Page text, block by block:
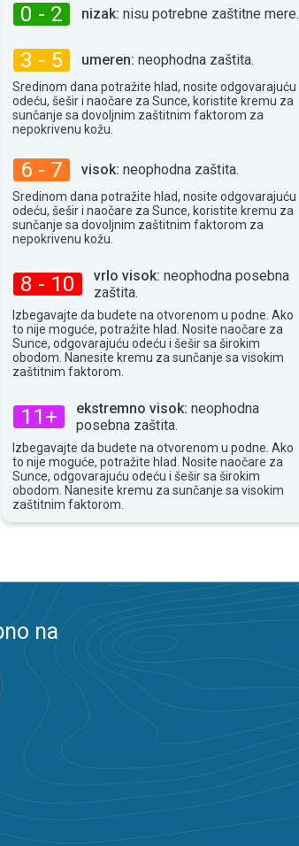
0 - 2 nizak: nisu potrebne zaštitne mere.
3 - 5 umeren: neophodna zaštita.
Sredinom dana potražite hlad, nosite odgovarajuću
odeću, šešir i naočare za Sunce, koristite kremu za
sunčanje sa dovoljnim zaštitnim faktorom za
nepokrivenu kožu.
6 - 7 visok: neophodna zaštita.
Sredinom dana potražite hlad, nosite odgovarajuću
odeću, šešir i naočare za Sunce, koristite kremu za
sunčanje sa dovoljnim zaštitnim faktorom za
nepokrivenu kožu.
8 - 10 vrlo visok: neophodna posebna
zaštita.
Izbegavajte da budete na otvorenom u podne. Ako
to nije moguće, potražite hlad. Nosite naočare za
Sunce, odgovarajuću odeću i šešir sa širokim
obodom. Nanesite kremu za sunčanje sa visokim
zaštitnim faktorom.
11+ ekstremno visok: neophodna
posebna zaštita.
Izbegavajte da budete na otvorenom u podne. Ako
to nije moguće, potražite hlad. Nosite naočare za
Sunce, odgovarajuću odeću i šešir sa širokim
obodom. Nanesite kremu za sunčanje sa visokim
zaštitnim faktorom.
na